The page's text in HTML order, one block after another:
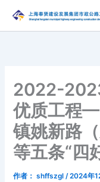
内
2022-
优质工程
镇姚新路
等五条“四
作者： shffszgl/2024年